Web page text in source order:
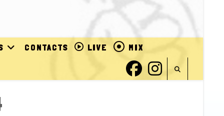
CONTACTS LIVE MIX